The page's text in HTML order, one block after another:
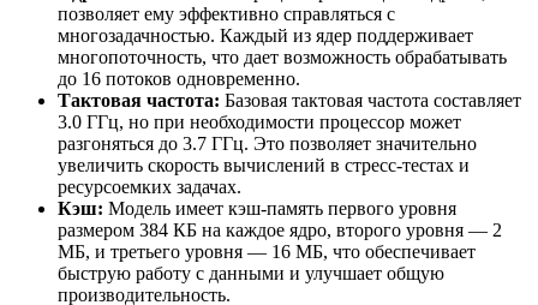
позволяет ему эффективно справляться с
многозадачностью. Каждый из ядер поддерживает
многопоточность, что дает возможность обрабатывать
до 16 потоков одновременно.
Тактовая частота: Базовая тактовая частота составляет
3.0 ГГц, но при необходимости процессор может
разгоняться до 3.7 ГГц. Это позволяет значительно
увеличить скорость вычислений в стресс-тестах и
ресурсоемких задачах.
Кэш: Модель имеет кэш-память первого уровня
размером 384 КБ на каждое ядро, второго уровня — 2
МБ, и третьего уровня — 16 МБ, что обеспечивает
быструю работу с данными и улучшает общую
производительность.